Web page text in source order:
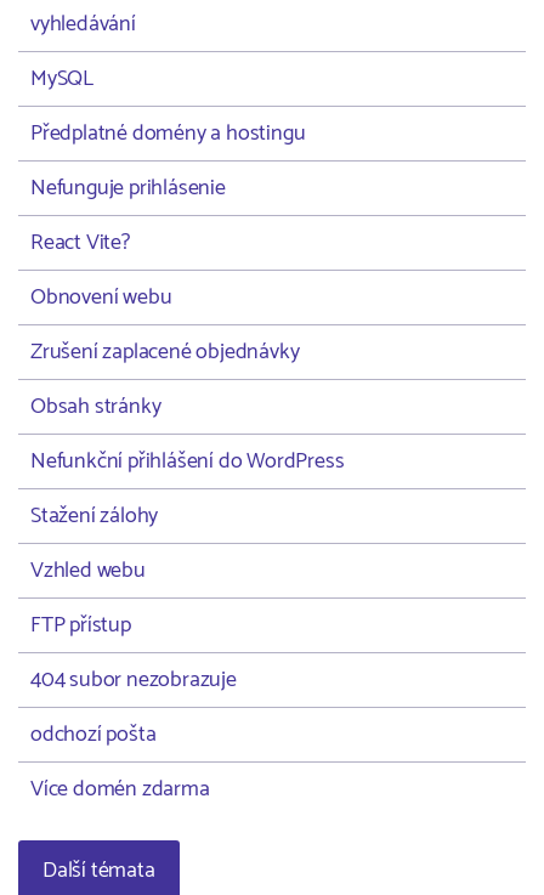
vyhledávání
MySQL
Předplatné domény a hostingu
Nefunguje prihlásenie
React Vite?
Obnovení webu
Zrušení zaplacené objednávky
Obsah stránky
Nefunkční přihlášení do WordPress
Stažení zálohy
Vzhled webu
FTP přístup
404 subor nezobrazuje
odchozí pošta
Více domén zdarma
Další témata